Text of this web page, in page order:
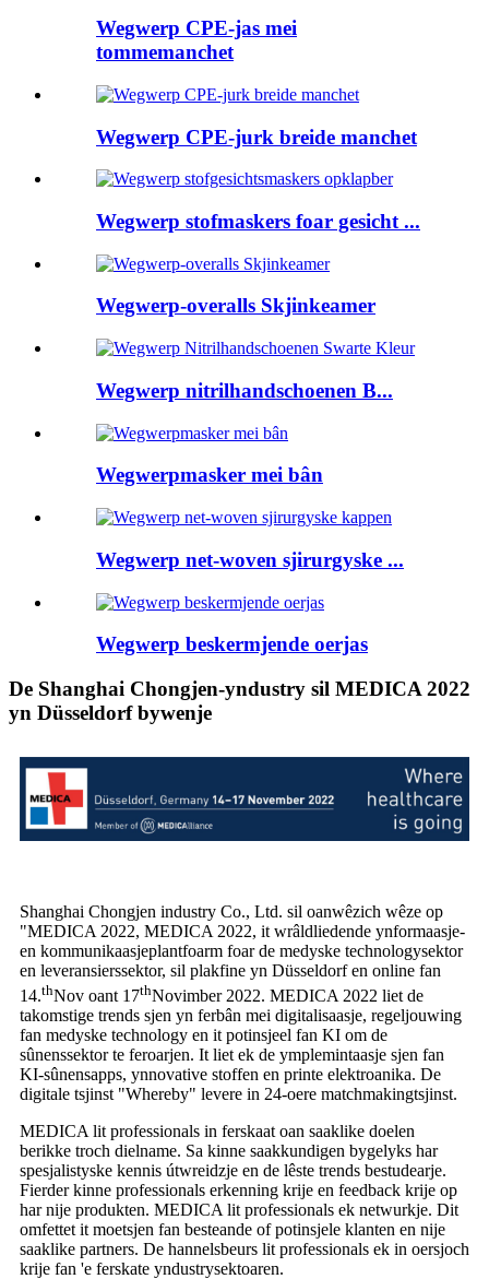
Wegwerp CPE-jas mei
tommemanchet
Wegwerp CPE-jurk breide manchet
Wegwerp stofmaskers foar gesicht ...
Wegwerp-overalls Skjinkeamer
Wegwerp nitrilhandschoenen B...
Wegwerpmasker mei bân
Wegwerp net-woven sjirurgyske ...
Wegwerp beskermjende oerjas
De Shanghai Chongjen-yndustry sil MEDICA 2022
yn Düsseldorf bywenje
Shanghai Chongjen industry Co., Ltd. sil oanwêzich wêze op
"MEDICA 2022, MEDICA 2022, it wrâldliedende ynformaasje-
en kommunikaasjeplantfoarm foar de medyske technologysektor
en leveransierssektor, sil plakfine yn Düsseldorf en online fan
14.thNov oant 17thNovimber 2022. MEDICA 2022 liet de
takomstige trends sjen yn ferbân mei digitalisaasje, regeljouwing
fan medyske technology en it potinsjeel fan KI om de
sûnenssektor te feroarjen. It liet ek de ymplemintaasje sjen fan
KI-sûnensapps, ynnovative stoffen en printe elektroanika. De
digitale tsjinst "Whereby" levere in 24-oere matchmakingtsjinst.
MEDICA lit professionals in ferskaat oan saaklike doelen
berikke troch dielname. Sa kinne saakkundigen bygelyks har
spesjalistyske kennis útwreidzje en de lêste trends bestudearje.
Fierder kinne professionals erkenning krije en feedback krije op
har nije produkten. MEDICA lit professionals ek netwurkje. Dit
omfettet it moetsjen fan besteande of potinsjele klanten en nije
saaklike partners. De hannelsbeurs lit professionals ek in oersjoch
krije fan 'e ferskate yndustrysektoaren.